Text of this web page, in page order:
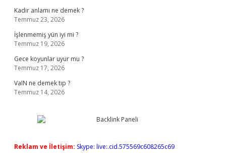
Kadir anlamı ne demek ?
Temmuz 23, 2026
İşlenmemiş yün iyi mi ?
Temmuz 19, 2026
Gece koyunlar uyur mu ?
Temmuz 17, 2026
VaIN ne demek tıp ?
Temmuz 14, 2026
Reklam ve İletişim: Skype: live:.cid.575569c608265c69